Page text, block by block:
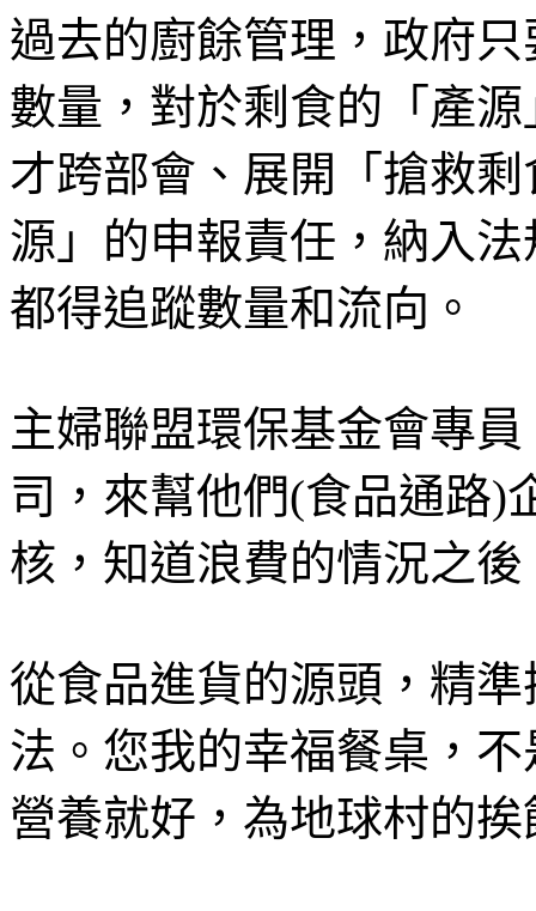
過去的廚餘管理，政府
數量，對於剩食的「產
才跨部會、展開「搶救
源」的申報責任，納入
都得追蹤數量和流向。
主婦聯盟環保基金會專
司，來幫他們(食品通路)
核，知道浪費的情況之
從食品進貨的源頭，精
法。您我的幸福餐桌，
營養就好，為地球村的